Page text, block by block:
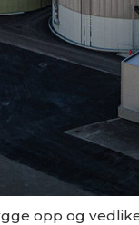
opp og